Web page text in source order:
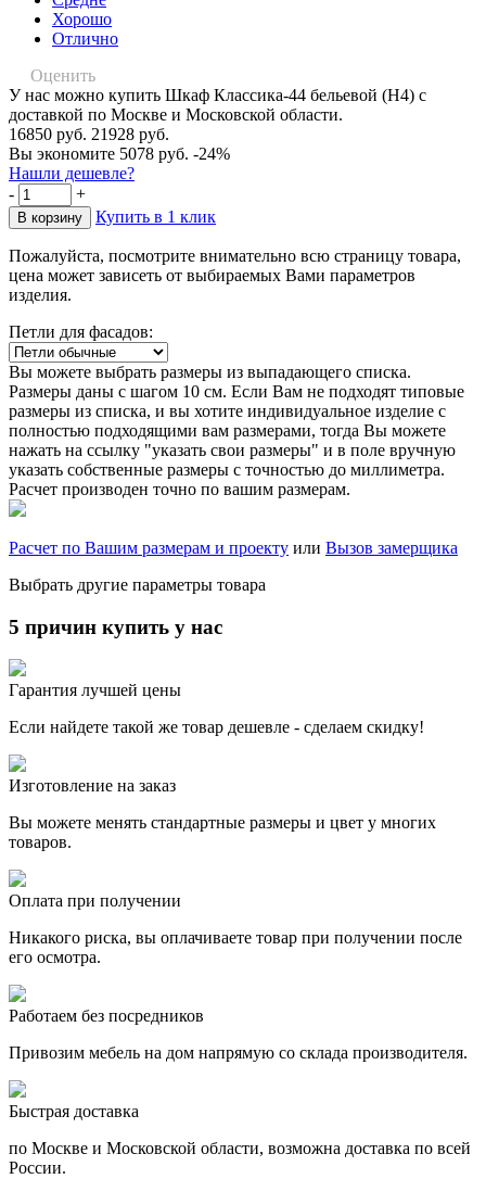
Хорошо
Отлично
Оценить
У нас можно купить Шкаф Классика-44 бельевой (Н4) с
доставкой по Москве и Московской области.
16850 руб. 21928 руб.
Вы экономите 5078 руб. -24%
Нашли дешевле?
-
+
Купить в 1 клик
Пожалуйста, посмотрите внимательно всю страницу товара,
цена может зависеть от выбираемых Вами параметров
изделия.
Петли для фасадов:
Вы можете выбрать размеры из выпадающего списка.
Размеры даны с шагом 10 см. Если Вам не подходят типовые
размеры из списка, и вы хотите индивидуальное изделие с
полностью подходящими вам размерами, тогда Вы можете
нажать на ссылку "указать свои размеры" и в поле вручную
указать собственные размеры с точностью до миллиметра.
Расчет производен точно по вашим размерам.
Расчет по Вашим размерам и проекту или Вызов замерщика
Выбрать другие параметры товара
5 причин купить у нас
Гарантия лучшей цены
Если найдете такой же товар дешевле - сделаем скидку!
Изготовление на заказ
Вы можете менять стандартные размеры и цвет у многих
товаров.
Оплата при получении
Никакого риска, вы оплачиваете товар при получении после
его осмотра.
Работаем без посредников
Привозим мебель на дом напрямую со склада производителя.
Быстрая доставка
по Москве и Московской области, возможна доставка по всей
России.